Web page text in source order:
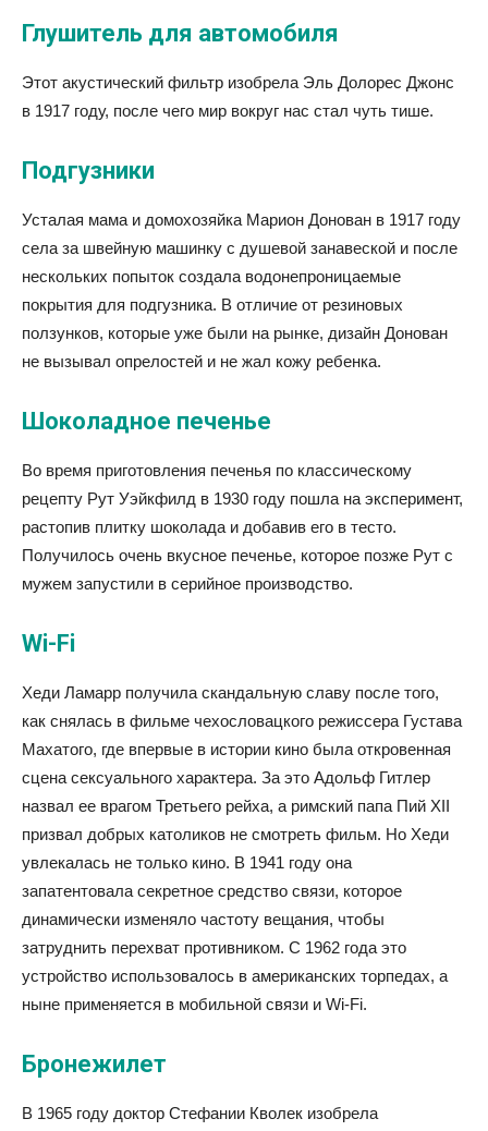
Глушитель для автомобиля
Этот акустический фильтр изобрела Эль Долорес Джонс
в 1917 году, после чего мир вокруг нас стал чуть тише.
Подгузники
Усталая мама и домохозяйка Марион Донован в 1917 году
села за швейную машинку с душевой занавеской и после
нескольких попыток создала водонепроницаемые
покрытия для подгузника. В отличие от резиновых
ползунков, которые уже были на рынке, дизайн Донован
не вызывал опрелостей и не жал кожу ребенка.
Шоколадное печенье
Во время приготовления печенья по классическому
рецепту Рут Уэйкфилд в 1930 году пошла на эксперимент,
растопив плитку шоколада и добавив его в тесто.
Получилось очень вкусное печенье, которое позже Рут с
мужем запустили в серийное производство.
Wi-Fi
Хеди Ламарр получила скандальную славу после того,
как снялась в фильме чехословацкого режиссера Густава
Махатого, где впервые в истории кино была откровенная
сцена сексуального характера. За это Адольф Гитлер
назвал ее врагом Третьего рейха, а римский папа Пий XII
призвал добрых католиков не смотреть фильм. Но Хеди
увлекалась не только кино. В 1941 году она
запатентовала секретное средство связи, которое
динамически изменяло частоту вещания, чтобы
затруднить перехват противником. С 1962 года это
устройство использовалось в американских торпедах, а
ныне применяется в мобильной связи и Wi-Fi.
Бронежилет
В 1965 году доктор Стефании Кволек изобрела